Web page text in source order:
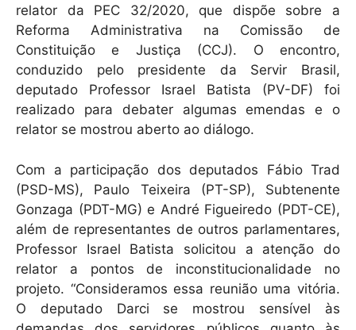
relator da PEC 32/2020, que dispõe sobre a
Reforma Administrativa na Comissão de
Constituição e Justiça (CCJ). O encontro,
conduzido pelo presidente da Servir Brasil,
deputado Professor Israel Batista (PV-DF) foi
realizado para debater algumas emendas e o
relator se mostrou aberto ao diálogo.
Com a participação dos deputados Fábio Trad
(PSD-MS), Paulo Teixeira (PT-SP), Subtenente
Gonzaga (PDT-MG) e André Figueiredo (PDT-CE),
além de representantes de outros parlamentares,
Professor Israel Batista solicitou a atenção do
relator a pontos de inconstitucionalidade no
projeto. “Consideramos essa reunião uma vitória.
O deputado Darci se mostrou sensível às